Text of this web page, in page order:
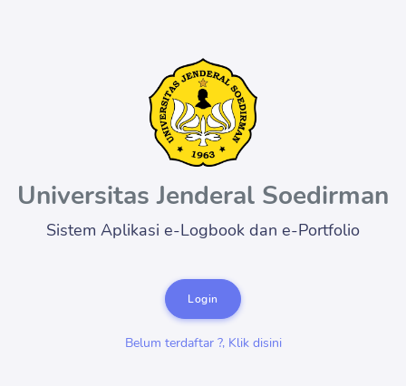
Universitas Jenderal Soedirman
Sistem Aplikasi e-Logbook dan e-Portfolio
Login
Belum terdaftar ?, Klik disini